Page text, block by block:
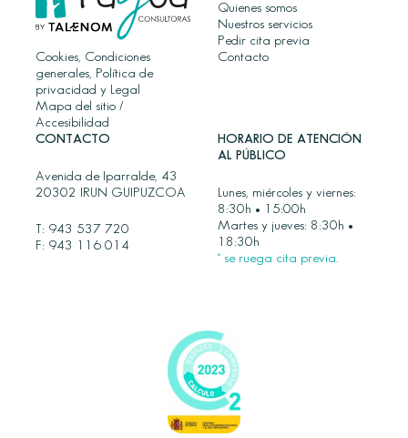
Cookies, Condiciones
generales, Política de
privacidad y Legal
Mapa del sitio /
Accesibilidad
Quienes somos
Nuestros servicios
Pedir cita previa
Contacto
CONTACTO
Avenida de Iparralde, 43
20302 IRUN GUIPUZCOA
T: 943 537 720
F: 943 116 014
HORARIO DE ATENCIÓN
AL PÚBLICO
Lunes, miércoles y viernes:
8:30h • 15:00h
Martes y jueves: 8:30h •
18:30h
* se ruega cita previa.